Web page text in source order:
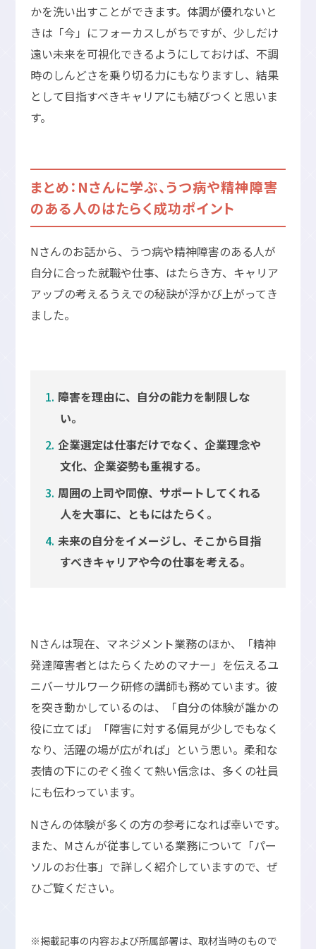
かを洗い出すことができます。体調が優れないと
きは「今」にフォーカスしがちですが、少しだけ
遠い未来を可視化できるようにしておけば、不調
時のしんどさを乗り切る力にもなりますし、結果
として目指すべきキャリアにも結びつくと思いま
す。
まとめ：Nさんに学ぶ、うつ病や精神障害
のある人のはたらく成功ポイント
Nさんのお話から、うつ病や精神障害のある人が
自分に合った就職や仕事、はたらき方、キャリア
アップの考えるうえでの秘訣が浮かび上がってき
ました。
障害を理由に、自分の能力を制限しな
い。
企業選定は仕事だけでなく、企業理念や
文化、企業姿勢も重視する。
周囲の上司や同僚、サポートしてくれる
人を大事に、ともにはたらく。
未来の自分をイメージし、そこから目指
すべきキャリアや今の仕事を考える。
Nさんは現在、マネジメント業務のほか、「精神
発達障害者とはたらくためのマナー」を伝えるユ
ニバーサルワーク研修の講師も務めています。彼
を突き動かしているのは、「自分の体験が誰かの
役に立てば」「障害に対する偏見が少しでもなく
なり、活躍の場が広がれば」という思い。柔和な
表情の下にのぞく強くて熱い信念は、多くの社員
にも伝わっています。
Nさんの体験が多くの方の参考になれば幸いです。
また、Mさんが従事している業務について「パー
ソルのお仕事」で詳しく紹介していますので、ぜ
ひご覧ください。
※掲載記事の内容および所属部署は、取材当時のもので